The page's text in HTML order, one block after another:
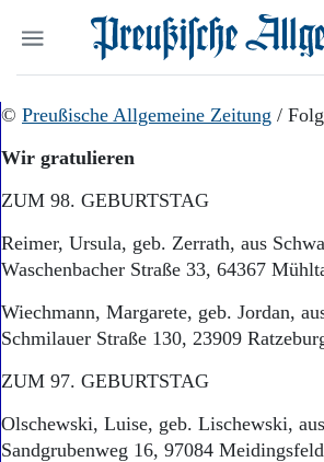
Start
Politik
Gesellschaft
Leben
Geschichte
Ostpreußen
Pommern
Berlin-
Danzig und
Suchen und finden
© Preußische Allgemeine Zeitung /
Wir gratulieren
ZUM 98. GEBURTSTAG
Reimer, Ursula, geb. Zerrath, aus
Waschenbacher Straße 33, 64367
Wiechmann, Margarete, geb. Jordan,
Schmilauer Straße 130, 23909
ZUM 97. GEBURTSTAG
Olschewski, Luise, geb. Lischewski,
Sandgrubenweg 16, 97084